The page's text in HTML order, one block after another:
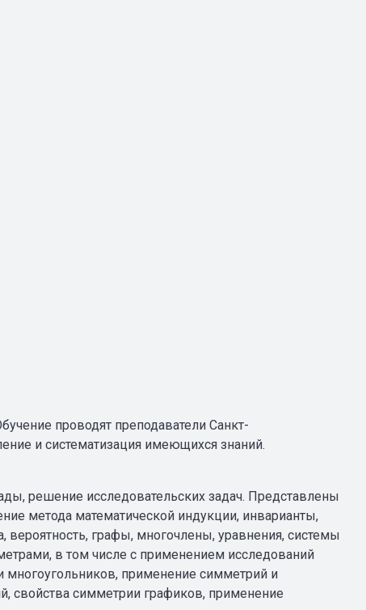
проводят преподаватели Санкт-
и систематизация имеющихся знаний.
решение исследовательских задач. Представлены
метода математической индукции, инварианты,
вероятность, графы, многочлены, уравнения, системы
в том числе с применением исследований
многоугольников, применение симметрий и
свойства симметрии графиков, применение